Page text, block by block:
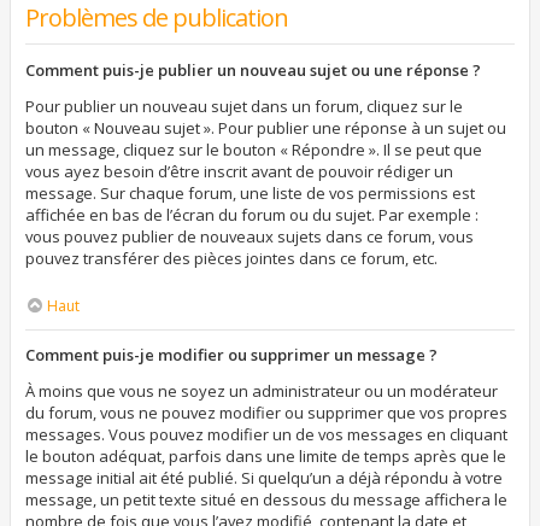
Problèmes de publication
Comment puis-je publier un nouveau sujet ou une réponse ?
Pour publier un nouveau sujet dans un forum, cliquez sur le
bouton « Nouveau sujet ». Pour publier une réponse à un sujet ou
un message, cliquez sur le bouton « Répondre ». Il se peut que
vous ayez besoin d’être inscrit avant de pouvoir rédiger un
message. Sur chaque forum, une liste de vos permissions est
affichée en bas de l’écran du forum ou du sujet. Par exemple :
vous pouvez publier de nouveaux sujets dans ce forum, vous
pouvez transférer des pièces jointes dans ce forum, etc.
Haut
Comment puis-je modifier ou supprimer un message ?
À moins que vous ne soyez un administrateur ou un modérateur
du forum, vous ne pouvez modifier ou supprimer que vos propres
messages. Vous pouvez modifier un de vos messages en cliquant
le bouton adéquat, parfois dans une limite de temps après que le
message initial ait été publié. Si quelqu’un a déjà répondu à votre
message, un petit texte situé en dessous du message affichera le
nombre de fois que vous l’avez modifié, contenant la date et